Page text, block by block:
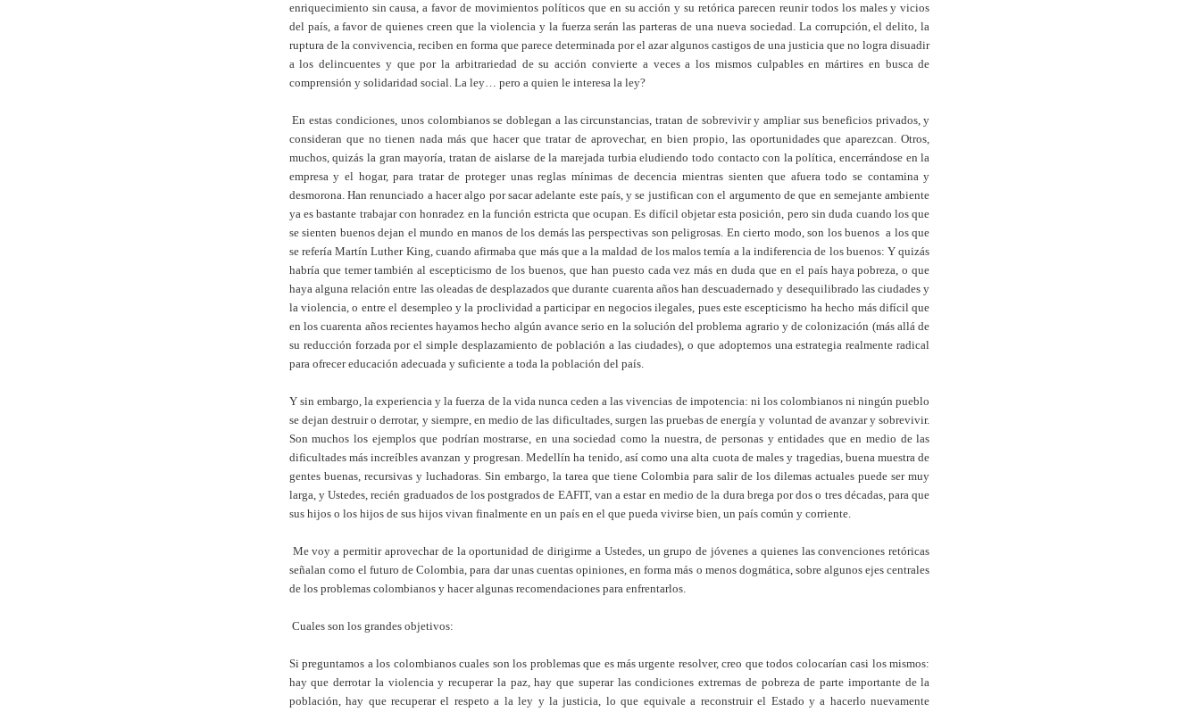
enriquecimiento sin causa, a favor de movimientos políticos que en su acción y su retórica parecen reunir todos los males y vicios
del país, a favor de quienes creen que la violencia y la fuerza serán las parteras de una nueva sociedad. La corrupción, el delito, la
ruptura de la convivencia, reciben en forma que parece determinada por el azar algunos castigos de una justicia que no logra disuadir
a los delincuentes y que por la arbitrariedad de su acción convierte a veces a los mismos culpables en mártires en busca de
comprensión y solidaridad social. La ley… pero a quien le interesa la ley?
En estas condiciones, unos colombianos se doblegan a las circunstancias, tratan de sobrevivir y ampliar sus beneficios privados, y
consideran que no tienen nada más que hacer que tratar de aprovechar, en bien propio, las oportunidades que aparezcan. Otros,
muchos, quizás la gran mayoría, tratan de aislarse de la marejada turbia eludiendo todo contacto con la política, encerrándose en la
empresa y el hogar, para tratar de proteger unas reglas mínimas de decencia mientras sienten que afuera todo se contamina y
desmorona. Han renunciado a hacer algo por sacar adelante este país, y se justifican con el argumento de que en semejante ambiente
ya es bastante trabajar con honradez en la función estricta que ocupan. Es difícil objetar esta posición, pero sin duda cuando los que
se sienten buenos dejan el mundo en manos de los demás las perspectivas son peligrosas. En cierto modo, son los buenos a los que
se refería Martín Luther King, cuando afirmaba que más que a la maldad de los malos temía a la indiferencia de los buenos: Y quizás
habría que temer también al escepticismo de los buenos, que han puesto cada vez más en duda que en el país haya pobreza, o que
haya alguna relación entre las oleadas de desplazados que durante cuarenta años han descuadernado y desequilibrado las ciudades y
la violencia, o entre el desempleo y la proclividad a participar en negocios ilegales, pues este escepticismo ha hecho más difícil que
en los cuarenta años recientes hayamos hecho algún avance serio en la solución del problema agrario y de colonización (más allá de
su reducción forzada por el simple desplazamiento de población a las ciudades), o que adoptemos una estrategia realmente radical
para ofrecer educación adecuada y suficiente a toda la población del país.
Y sin embargo, la experiencia y la fuerza de la vida nunca ceden a las vivencias de impotencia: ni los colombianos ni ningún pueblo
se dejan destruir o derrotar, y siempre, en medio de las dificultades, surgen las pruebas de energía y voluntad de avanzar y sobrevivir.
Son muchos los ejemplos que podrían mostrarse, en una sociedad como la nuestra, de personas y entidades que en medio de las
dificultades más increíbles avanzan y progresan. Medellín ha tenido, así como una alta cuota de males y tragedias, buena muestra de
gentes buenas, recursivas y luchadoras. Sin embargo, la tarea que tiene Colombia para salir de los dilemas actuales puede ser muy
larga, y Ustedes, recién graduados de los postgrados de EAFIT, van a estar en medio de la dura brega por dos o tres décadas, para que
sus hijos o los hijos de sus hijos vivan finalmente en un país en el que pueda vivirse bien, un país común y corriente.
Me voy a permitir aprovechar de la oportunidad de dirigirme a Ustedes, un grupo de jóvenes a quienes las convenciones retóricas
señalan como el futuro de Colombia, para dar unas cuentas opiniones, en forma más o menos dogmática, sobre algunos ejes centrales
de los problemas colombianos y hacer algunas recomendaciones para enfrentarlos.
Cuales son los grandes objetivos:
Si preguntamos a los colombianos cuales son los problemas que es más urgente resolver, creo que todos colocarían casi los mismos:
hay que derrotar la violencia y recuperar la paz, hay que superar las condiciones extremas de pobreza de parte importante de la
población, hay que recuperar el respeto a la ley y la justicia, lo que equivale a reconstruir el Estado y a hacerlo nuevamente